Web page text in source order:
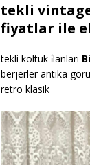
tekli
fiyatlar ile
tekli koltuk i̇lanları
berjerler antika
retro klasik